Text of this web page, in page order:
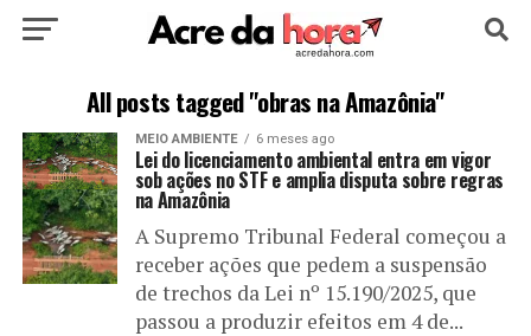
HOME POLÍTICA CULTURA ESPORTE
EDUCAÇÃO NOTÍCIA MUNDO
All posts tagged "obras na Amazônia"
MEIO AMBIENTE 6 meses ago
Lei do licenciamento ambiental entra em vigor
sob ações no STF e amplia disputa sobre regras
na Amazônia
A Supremo Tribunal Federal começou a
receber ações que pedem a suspensão
de trechos da Lei nº 15.190/2025, que
passou a produzir efeitos em 4 de...